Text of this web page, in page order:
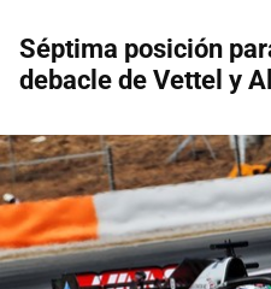
Séptima posición
debacle de Vettel y